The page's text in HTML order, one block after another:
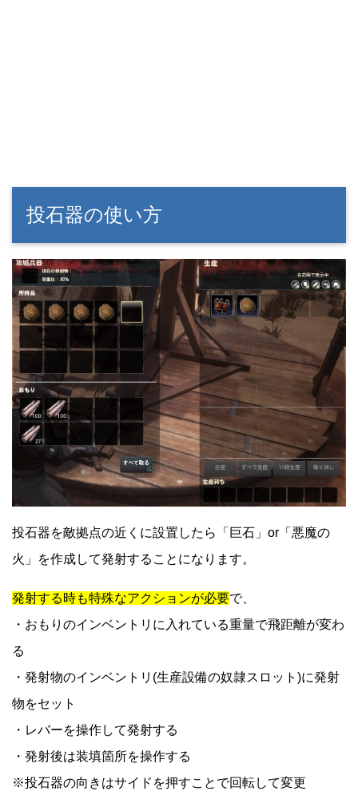
投石器の使い方
投石器を敵拠点の近くに設置したら「巨石」or「悪魔の
火」を作成して発射することになります。
発射する時も特殊なアクションが必要で、
・おもりのインベントリに入れている重量で飛距離が変わ
る
・発射物のインベントリ(生産設備の奴隷スロット)に発射
物をセット
・レバーを操作して発射する
・発射後は装填箇所を操作する
※投石器の向きはサイドを押すことで回転して変更